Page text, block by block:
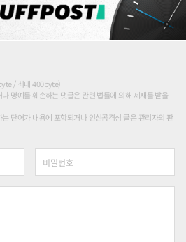
/ 최대 400byte)
명예를 훼손하는 댓글은 관련 법률에 의해 제재를 받을
단어가 내용에 포함되거나 인신공격성 글은 관리자의 판